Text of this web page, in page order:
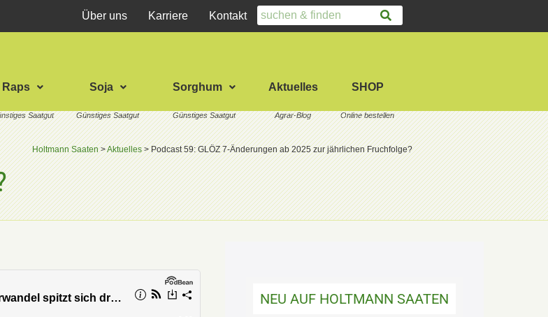
Über uns Karriere Kontakt
Raps Soja Sorghum Aktuelles SHOP
Holtmann Saaten>Aktuelles>Podcast 59: GLÖZ 7-Änderungen ab 2025 zur jährlichen Fruchfolge?
NEU AUF HOLTMANN SAATEN